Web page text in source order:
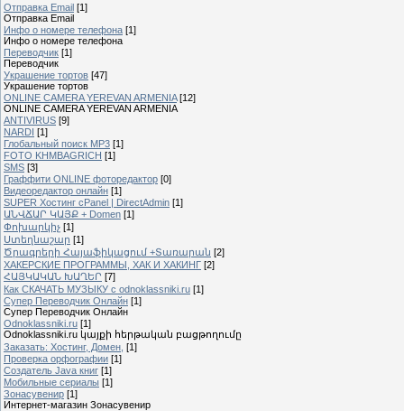
Отправка Email [1]
Отправка Email
Инфо о номере телефона [1]
Инфо о номере телефона
Переводчик [1]
Переводчик
Украшение тортов [47]
Украшение тортов
ONLINE CAMERA YEREVAN ARMENIA [12]
ONLINE CAMERA YEREVAN ARMENIA
ANTIVIRUS [9]
NARDI [1]
Глобальный поиск MP3 [1]
FOTO KHMBAGRICH [1]
SMS [3]
Граффити ONLINE фоторедактор [0]
Видеоредактор онлайн [1]
SUPER Xостинг cPanel | DirectAdmin [1]
ԱՆՎՃԱՐ ԿԱՅՔ + Domen [1]
Փոխարկիչ [1]
Ստեղնաշար [1]
Ծրագրերի Հայաֆիկացում +Տառարան [2]
ХАКЕРСКИЕ ПРОГРАММЫ, ХАК И ХАКИНГ [2]
ՀԱՅԿԱԿԱՆ ԽԱՂԵՐ [7]
Как СКАЧАТЬ МУЗЫКУ с odnoklassniki.ru [1]
Cупер Переводчик Oнлайн [1]
Cупер Переводчик Oнлайн
Odnoklassniki.ru [1]
Odnoklassniki.ru կայքի հերթական բացթողումը
Заказать: Хостинг, Домен, [1]
Проверка орфографии [1]
Создатель Java книг [1]
Мобильные сериалы [1]
Зонасувенир [1]
Интернет-магазин Зонасувенир